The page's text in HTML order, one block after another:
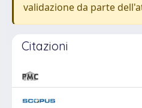
validazione da parte
Citazioni